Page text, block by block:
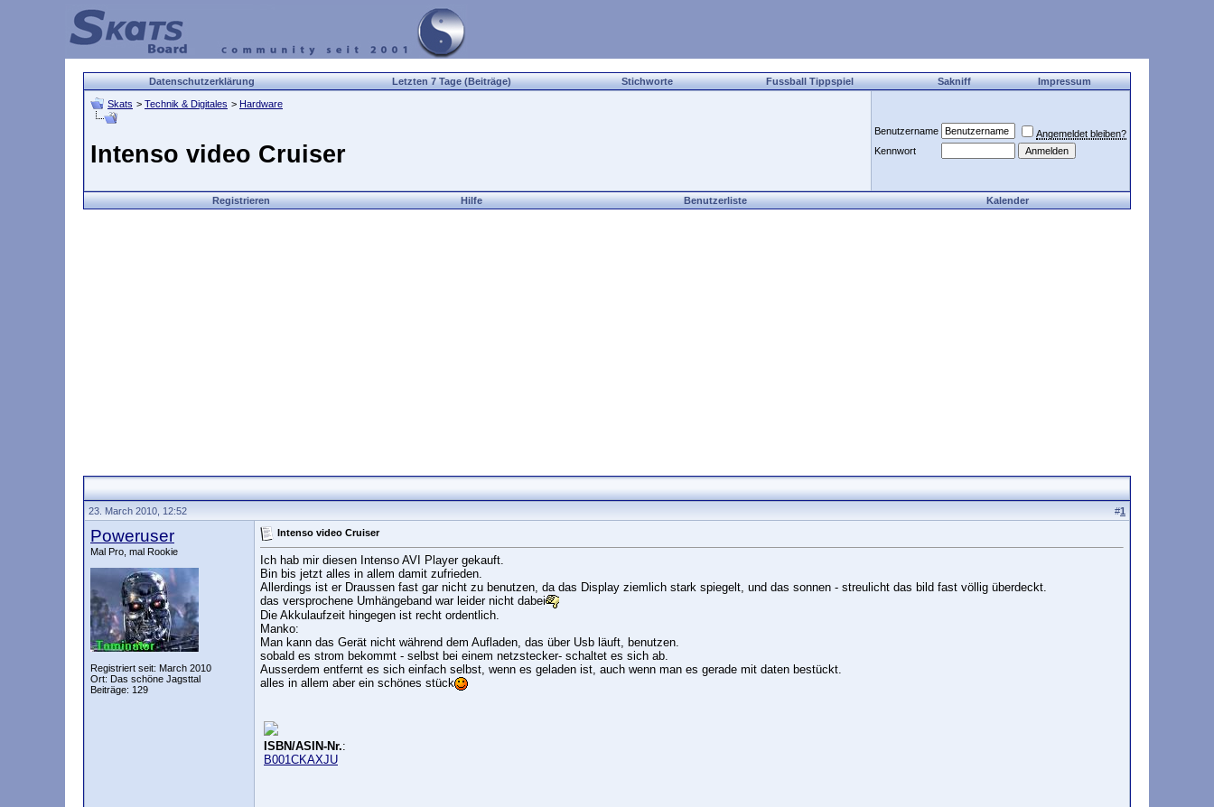
Datenschutzerklärung Letzten 7 Tage (Beiträge) Stichworte Fussball Tippspiel Sakniff Impressum
Skats > Technik & Digitales > Hardware
Intenso video Cruiser
Benutzername
Angemeldet bleiben?
Kennwort
Registrieren Hilfe Benutzerliste Kalender
23. March 2010, 12:52 #1
Poweruser
Mal Pro, mal Rookie
Registriert seit: March 2010
Ort: Das schöne Jagsttal
Beiträge: 129
Intenso video Cruiser
Ich hab mir diesen Intenso AVI Player gekauft.
Bin bis jetzt alles in allem damit zufrieden.
Allerdings ist er Draussen fast gar nicht zu benutzen, da das Display ziemlich stark spiegelt, und das sonnen - streulicht das bild fast völlig überdeckt.
das versprochene Umhängeband war leider nicht dabei
Die Akkulaufzeit hingegen ist recht ordentlich.
Manko:
Man kann das Gerät nicht während dem Aufladen, das über Usb läuft, benutzen.
sobald es strom bekommt - selbst bei einem netzstecker- schaltet es sich ab.
Ausserdem entfernt es sich einfach selbst, wenn es geladen ist, auch wenn man es gerade mit daten bestückt.
alles in allem aber ein schönes stück
ISBN/ASIN-Nr.:
B001CKAXJU